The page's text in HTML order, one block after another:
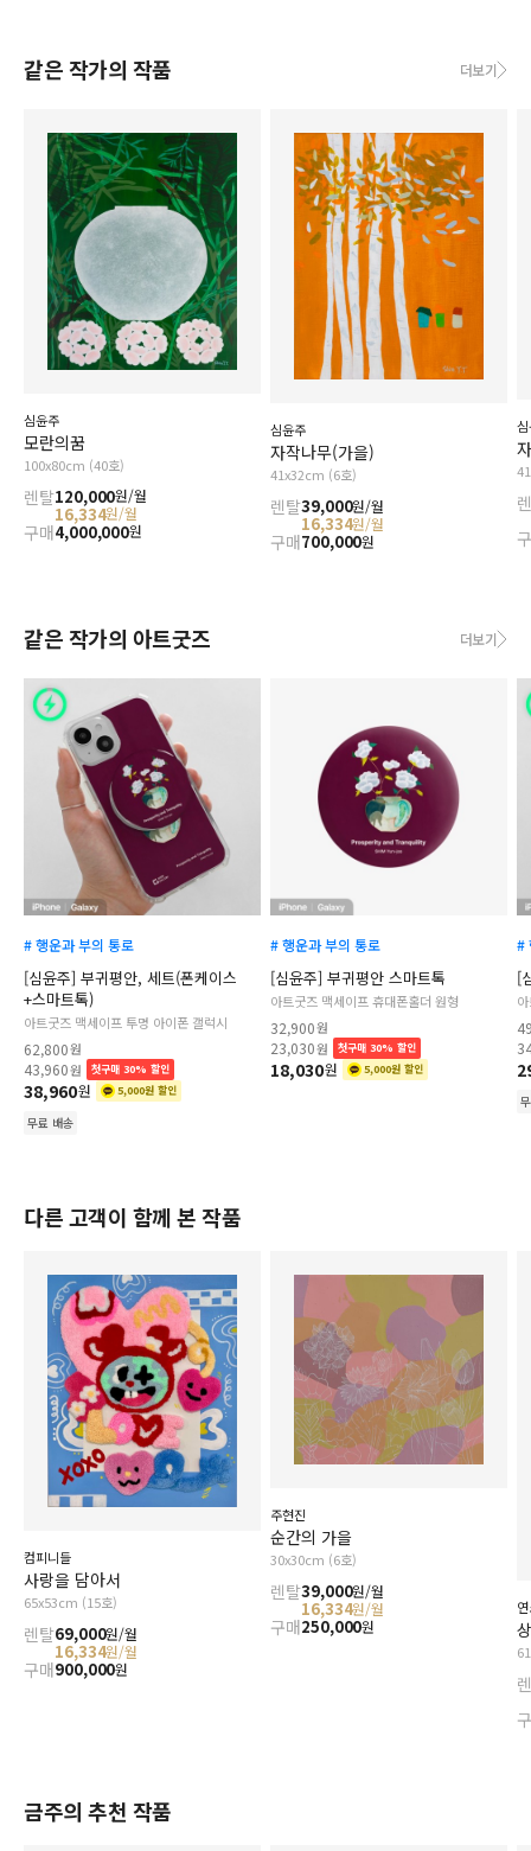
같은 작가의 작품 더보기
심윤주
모란의꿈
100x80cm (40호)
렌탈120,000원/월
16,334원/월
구매4,000,000원
심윤주
자작나무(가을)
41x32cm (6호)
렌탈39,000원/월
16,334원/월
구매700,000원
같은 작가의 아트굿즈 더보기
# 행운과 부의 통로
[심윤주] 부귀평안, 세트(폰케이스
+스마트톡)
아트굿즈 맥세이프 투명 아이폰 갤럭시
62,800원
43,960원 첫구매 30% 할인
38,960원 5,000원 할인
무료 배송
# 행운과 부의 통로
[심윤주] 부귀평안 스마트톡
아트굿즈 맥세이프 휴대폰홀더 원형
32,900원
23,030원 첫구매 30% 할인
18,030원 5,000원 할인
#
[
다른 고객이 함께 본 작품
컴피니들
사랑을 담아서
65x53cm (15호)
렌탈69,000원/월
16,334원/월
구매900,000원
주현진
순간의 가을
30x30cm (6호)
렌탈39,000원/월
16,334원/월
구매250,000원
금주의 추천 작품